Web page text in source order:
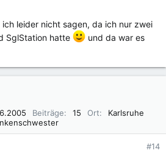
leider nicht sagen, da ich nur zwei
SglStation hatte
und da war es
Beiträge 15 Ort
Karlsruhe
#14